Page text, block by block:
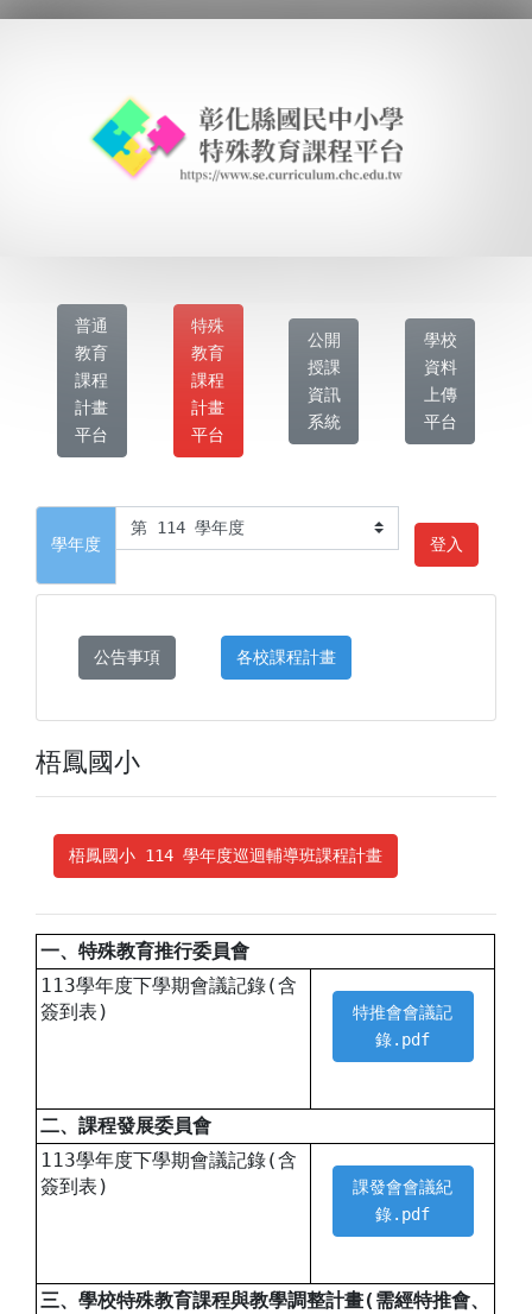
普通
教育
課程
計畫
平台
特殊
教育
課程
計畫
平台
公開
授課
資訊
系統
學校
資料
上傳
平台
學年度 登入
公告事項 各校課程計畫
梧鳳國小
梧鳳國小 114 學年度巡迴輔導班課程計畫
一、特殊教育推行委員會
113學年度下學期會議記錄(含
簽到表)
特推會會議記
錄.pdf
二、課程發展委員會
113學年度下學期會議記錄(含
簽到表)
課發會會議紀
錄.pdf
三、學校特殊教育課程與教學調整計畫(需經特推會、